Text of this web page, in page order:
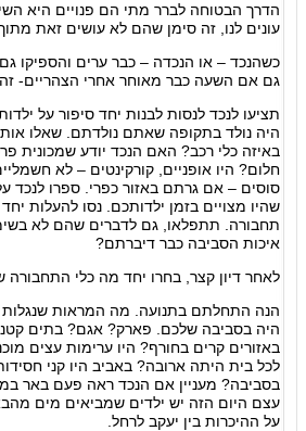
הדרך הבטוחה לברר מתי הם פנויים היא
עונים לנו, זה סימן שהם לא עושים זאת
כשהנכד – או הנכדה – כבר ערים והספיקו
גם אם השעה כבר מאוחר אחרי הצהריים-
תציעו לנכד לנסות לבנות יחד סיפור על
היה נולד בתקופה שאתם נולדתם. שאלו
באיזה כלי רכב? האם הנכד יודע שמכונית
חלום? היו אופניים, קורקינטים – לא
סוסים – אם גרתם באזור כפרי. ספרו
שהיו מצויים בזמן ילדותכם. נסו להעלות
תחבורה. תתפלאו, גם לדברים שהם לא
איכות הסביבה כבר דיברתם?
לאחר דיון קצר, בחרו יחד מה כלי
הנה התחלתם בתנועה. מה המראות שנגלות
היה בסביבה שלכם. פארק? אגם? בתים
באזורים קרים בחורף? היו ערימות עצים
לכל בית היתה ארובה? באביב היו קני
בסביבה? מעניין אם הנכד ראה פעם באר
עצם היום הזה יש ילדים שמביאים מים
על ההיכרות בין יעקב לרחל.